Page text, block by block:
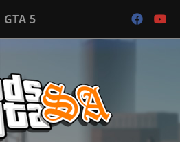
GTA 5